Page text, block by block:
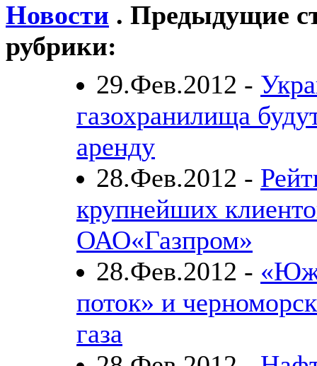
Новости . Предыдущие
рубрики:
29.Фев.2012 -
газохранилища
аренду
28.Фев.2012 -
крупнейших
ОАО«Газпром»
28.Фев.2012 -
поток» и
газа